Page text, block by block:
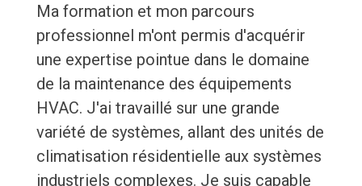
Ma formation et mon parcours
professionnel m'ont permis d'acquérir
une expertise pointue dans le domaine
de la maintenance des équipements
HVAC. J'ai travaillé sur une grande
variété de systèmes, allant des unités de
climatisation résidentielle aux systèmes
industriels complexes. Je suis capable